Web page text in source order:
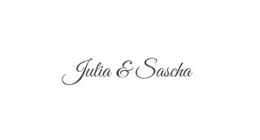
Julia & Sascha